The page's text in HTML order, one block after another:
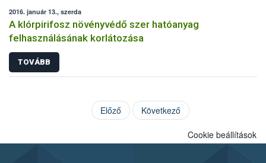
2016. január 13., szerda
A klórpirifosz növényvédő szer hatóanyag
felhasználásának korlátozása
TOVÁBB
Előző Következő
Cookie beállítások